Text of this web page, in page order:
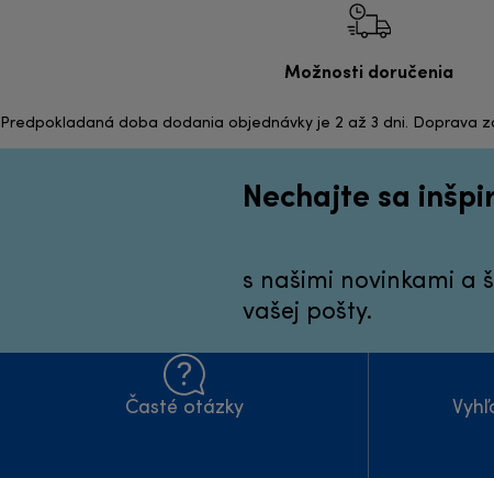
Možnosti doručenia
Predpokladaná doba dodania objednávky je 2 až 3 dni. Doprava
Nechajte sa
s našimi novinkami a
vašej pošty.
Časté otázky